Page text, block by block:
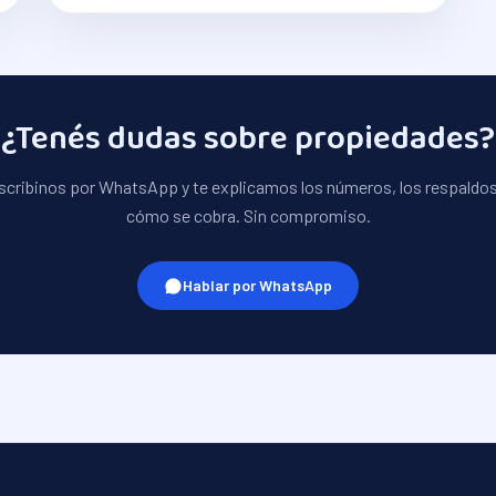
¿Tenés dudas sobrepropiedades?
por WhatsApp y te explicamos los números, los
cómo se cobra. Sin compromiso.
Hablar por WhatsApp